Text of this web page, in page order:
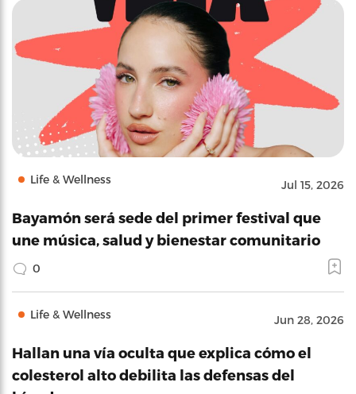
Life & Wellness Jul 15, 2026
Bayamón será sede del primer festival que
une música, salud y bienestar comunitario
0
Life & Wellness Jun 28, 2026
Hallan una vía oculta que explica cómo el
colesterol alto debilita las defensas del